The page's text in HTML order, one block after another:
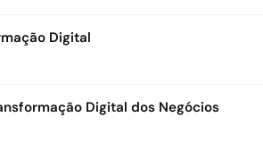
Digital
Digital dos Negócios